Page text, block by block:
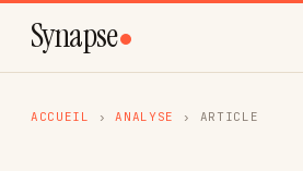
Synapse
ACCUEIL › ANALYSE › ARTICLE